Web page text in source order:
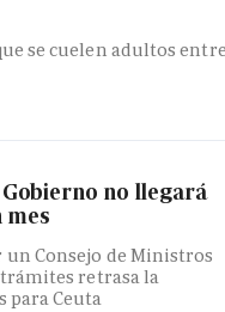
se cuelen adultos
no llegará
un Consejo de Ministros
retrasa la
para Ceuta